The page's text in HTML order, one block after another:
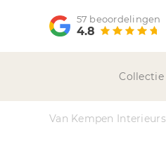
57 beoordelingen
4.8
Collectie
Van Kempen Interieurs